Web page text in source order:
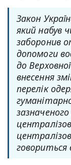
Закон
який набув
заборонив
допомоги
до
внесення
перелік
говориться